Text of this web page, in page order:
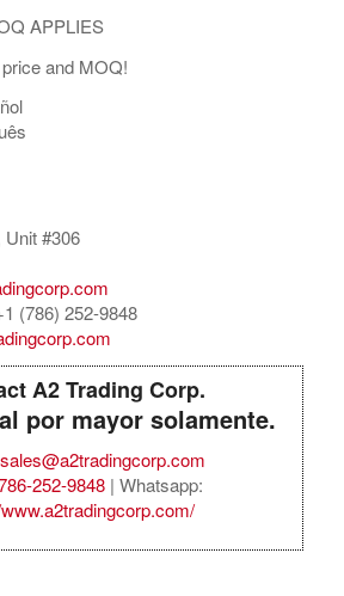
APPLIES
and MOQ!
#306
(786) 252-9848
A2 Trading Corp.
por mayor solamente.
sales@a2tradingcorp.com
252-9848| Whatsapp: